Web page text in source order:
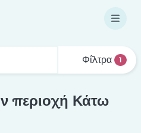
Φίλτρα 1
περιοχή Κάτω